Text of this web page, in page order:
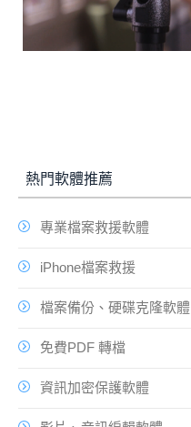
熱門軟體推薦
專業檔案救援軟體
iPhone檔案救援
檔案備份、硬碟克隆軟體
免費PDF 轉檔
資訊加密保護軟體